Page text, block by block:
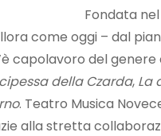
Fondata
come oggi – dal
capolavoro del
della Czarda, La
. Teatro Musica
alla stretta